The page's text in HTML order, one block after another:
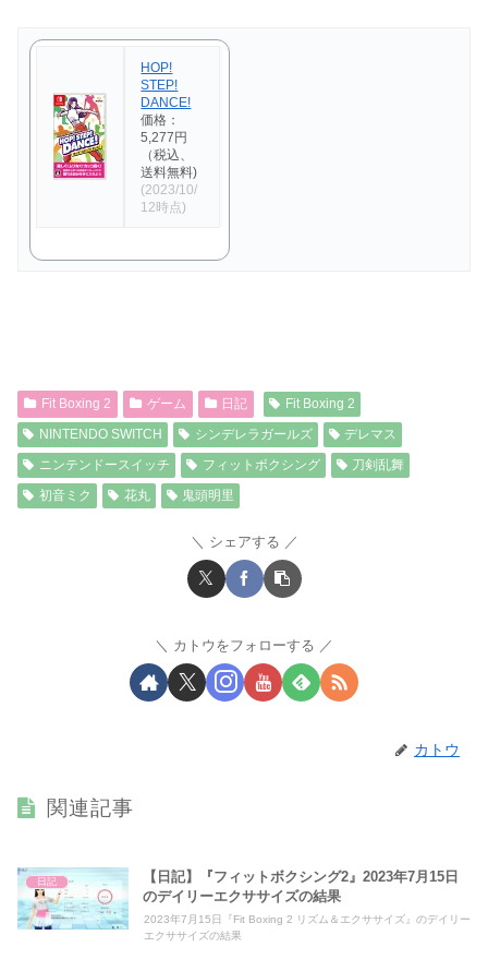
HOP!
STEP!
DANCE!
価格：
5,277円
（税込、
送料無料)
(2023/10/
12時点)
Fit Boxing 2 ゲーム 日記
Fit Boxing 2
NINTENDO SWITCH
シンデレラガールズ
デレマス
ニンテンドースイッチ
フィットボクシング
刀剣乱舞
初音ミク
花丸 鬼頭明里
シェアする
カトウをフォローする
カトウ
関連記事
日記
【日記】『フィットボクシング2』2023年7月15日
のデイリーエクササイズの結果
2023年7月15日『Fit Boxing 2 リズム＆エクササイズ』のデイリー
エクササイズの結果